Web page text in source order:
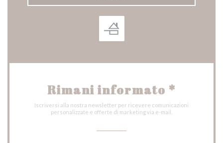
Rimani informato *
Iscriversi alla nostra newsletter per ricevere comunicazioni
personalizzate e offerte di marketing via e-mail.